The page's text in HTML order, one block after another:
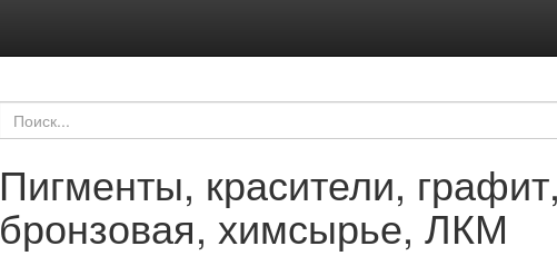
Пигменты, красители,
бронзовая, химсырье, ЛКМ